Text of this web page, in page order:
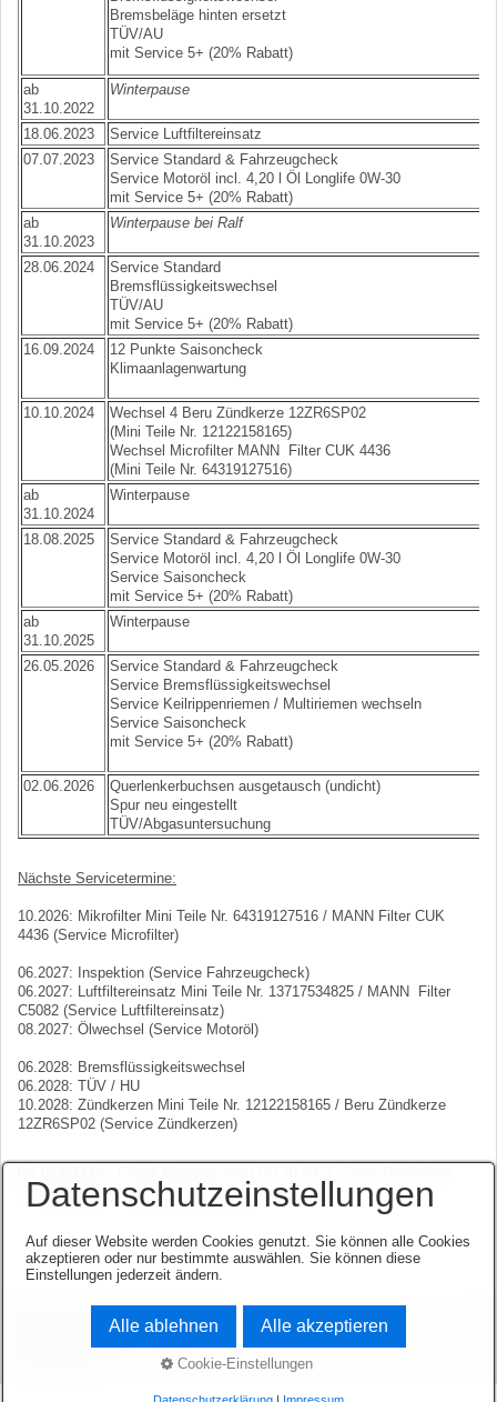
Bremsbeläge hinten ersetzt
TÜV/AU
mit Service 5+ (20% Rabatt)
ab
31.10.2022
Winterpause
18.06.2023
Service Luftfiltereinsatz
07.07.2023
Service Standard & Fahrzeugcheck
Service Motoröl incl. 4,20 l Öl Longlife 0W-30
mit Service 5+ (20% Rabatt)
ab
31.10.2023
Winterpause bei Ralf
28.06.2024
Service Standard
Bremsflüssigkeitswechsel
TÜV/AU
mit Service 5+ (20% Rabatt)
16.09.2024
12 Punkte Saisoncheck
Klimaanlagenwartung
10.10.2024
Wechsel 4 Beru Zündkerze 12ZR6SP02
(Mini Teile Nr. 12122158165)
Wechsel Microfilter MANN Filter CUK 4436
(Mini Teile Nr. 64319127516)
ab
31.10.2024
Winterpause
18.08.2025
Service Standard & Fahrzeugcheck
Service Motoröl incl. 4,20 l Öl Longlife 0W-30
Service Saisoncheck
mit Service 5+ (20% Rabatt)
ab
31.10.2025
Winterpause
26.05.2026
Service Standard & Fahrzeugcheck
Service Bremsflüssigkeitswechsel
Service Keilrippenriemen / Multiriemen wechseln
Service Saisoncheck
mit Service 5+ (20% Rabatt)
02.06.2026
Querlenkerbuchsen ausgetausch (undicht)
Spur neu eingestellt
TÜV/Abgasuntersuchung
Nächste Servicetermine:
10.2026: Mikrofilter Mini Teile Nr. 64319127516 / MANN Filter CUK
4436 (Service Microfilter)
06.2027: Inspektion (Service Fahrzeugcheck)
06.2027: Luftfiltereinsatz Mini Teile Nr. 13717534825 / MANN Filter
C5082 (Service Luftfiltereinsatz)
08.2027: Ölwechsel (Service Motoröl)
06.2028: Bremsflüssigkeitswechsel
06.2028: TÜV / HU
10.2028: Zündkerzen Mini Teile Nr. 12122158165 / Beru Zündkerze
12ZR6SP02 (Service Zündkerzen)
bei 123.000 km: Check Bremsen hinten
Kontakt
Impressum
Website erstellt mit zeta-
Datenschutzeinstellungen
Auf dieser Website werden Cookies genutzt. Sie können alle Cookies
akzeptieren oder nur bestimmte auswählen. Sie können diese
Einstellungen jederzeit ändern.
Alle ablehnen Alle akzeptieren
Cookie-Einstellungen